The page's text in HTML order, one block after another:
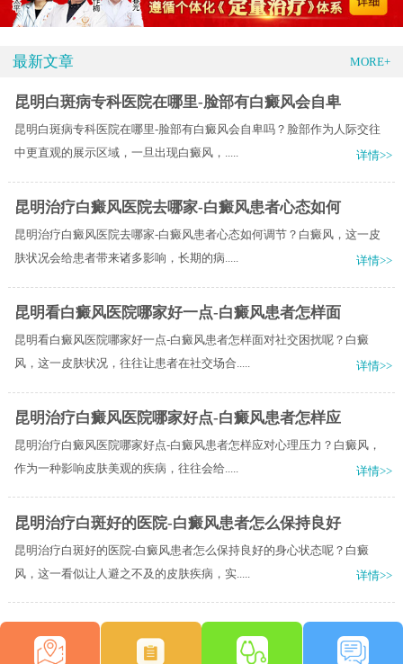
最新文章 MORE+
昆明白斑病专科医院在哪里-脸部有白癜风会自卑
昆明白斑病专科医院在哪里-脸部有白癜风会自卑吗？脸部作为人际交往
中更直观的展示区域，一旦出现白癜风，.....
详情>>
昆明治疗白癜风医院去哪家-白癜风患者心态如何
昆明治疗白癜风医院去哪家-白癜风患者心态如何调节？白癜风，这一皮
肤状况会给患者带来诸多影响，长期的病.....
详情>>
昆明看白癜风医院哪家好一点-白癜风患者怎样面
昆明看白癜风医院哪家好一点-白癜风患者怎样面对社交困扰呢？白癜
风，这一皮肤状况，往往让患者在社交场合.....
详情>>
昆明治疗白癜风医院哪家好点-白癜风患者怎样应
昆明治疗白癜风医院哪家好点-白癜风患者怎样应对心理压力？白癜风，
作为一种影响皮肤美观的疾病，往往会给.....
详情>>
昆明治疗白斑好的医院-白癜风患者怎么保持良好
昆明治疗白斑好的医院-白癜风患者怎么保持良好的身心状态呢？白癜
风，这一看似让人避之不及的皮肤疾病，实.....
详情>>